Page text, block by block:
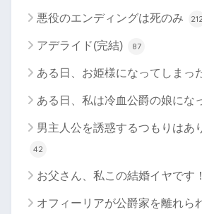
悪役のエンディングは死のみ 212
アデライド(完結) 87
ある日、お姫様になってしまっ
ある日、私は冷血公爵の娘にな
男主人公を誘惑するつもりはあ
42
お父さん、私この結婚イヤです
オフィーリアが公爵家を離れら